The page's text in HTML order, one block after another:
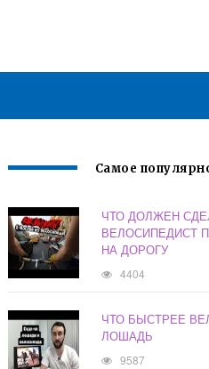
Самое
ЧТО ДОЛЖЕН
ВЕЛОСИПЕДИСТ
НА ДОРОГУ
4404
ЧТО БЫСТРЕЕ
ЛОШАДЬ
9587